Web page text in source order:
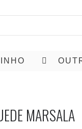
MARSALA